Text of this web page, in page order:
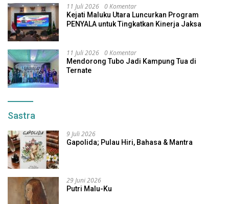
11 Juli 2026 0 Komentar
Kejati Maluku Utara Luncurkan Program
PENYALA untuk Tingkatkan Kinerja Jaksa
11 Juli 2026 0 Komentar
Mendorong Tubo Jadi Kampung Tua di
Ternate
Sastra
9 Juli 2026
Gapolida; Pulau Hiri, Bahasa & Mantra
29 Juni 2026
Putri Malu-Ku